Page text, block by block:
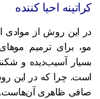
احیا کننده
این روش از موادی
برای ترمیم موهای
آسیب‌دیده و شکننده
چرا که در این روش،
ظاهری آن‌هاست.